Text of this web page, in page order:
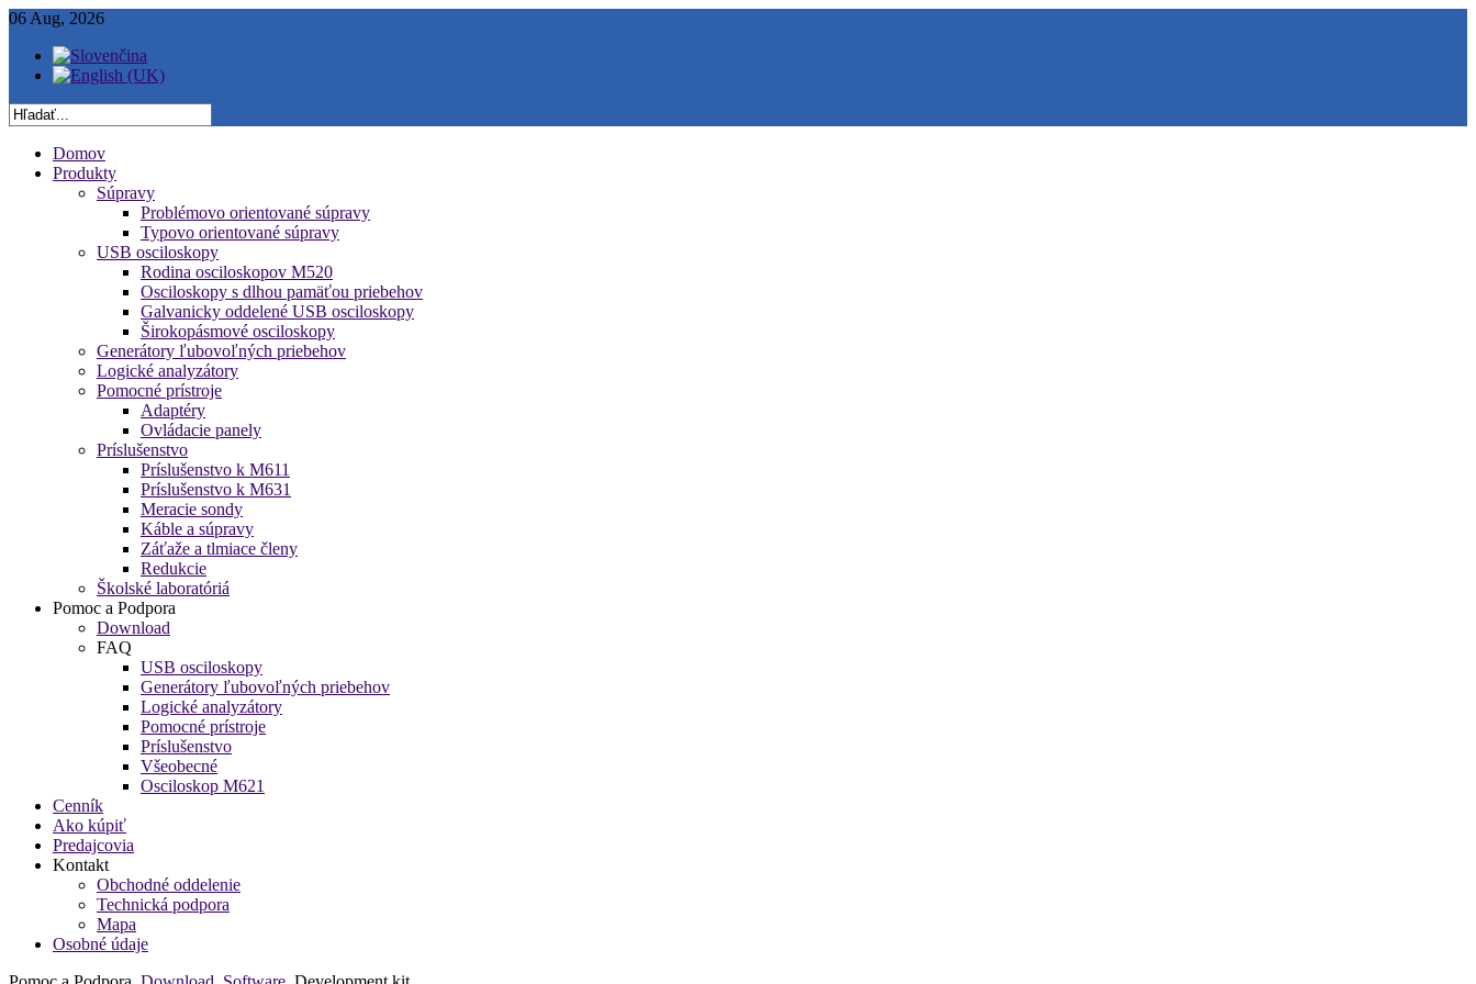
06 Aug, 2026
Domov
Produkty
Súpravy
Problémovo orientované súpravy
Typovo orientované súpravy
USB osciloskopy
Rodina osciloskopov M520
Osciloskopy s dlhou pamäťou priebehov
Galvanicky oddelené USB osciloskopy
Širokopásmové osciloskopy
Generátory ľubovoľných priebehov
Logické analyzátory
Pomocné prístroje
Adaptéry
Ovládacie panely
Príslušenstvo
Príslušenstvo k M611
Príslušenstvo k M631
Meracie sondy
Káble a súpravy
Záťaže a tlmiace členy
Redukcie
Školské laboratóriá
Pomoc a Podpora
Download
FAQ
USB osciloskopy
Generátory ľubovoľných priebehov
Logické analyzátory
Pomocné prístroje
Príslušenstvo
Všeobecné
Osciloskop M621
Cenník
Ako kúpiť
Predajcovia
Kontakt
Obchodné oddelenie
Technická podpora
Mapa
Osobné údaje